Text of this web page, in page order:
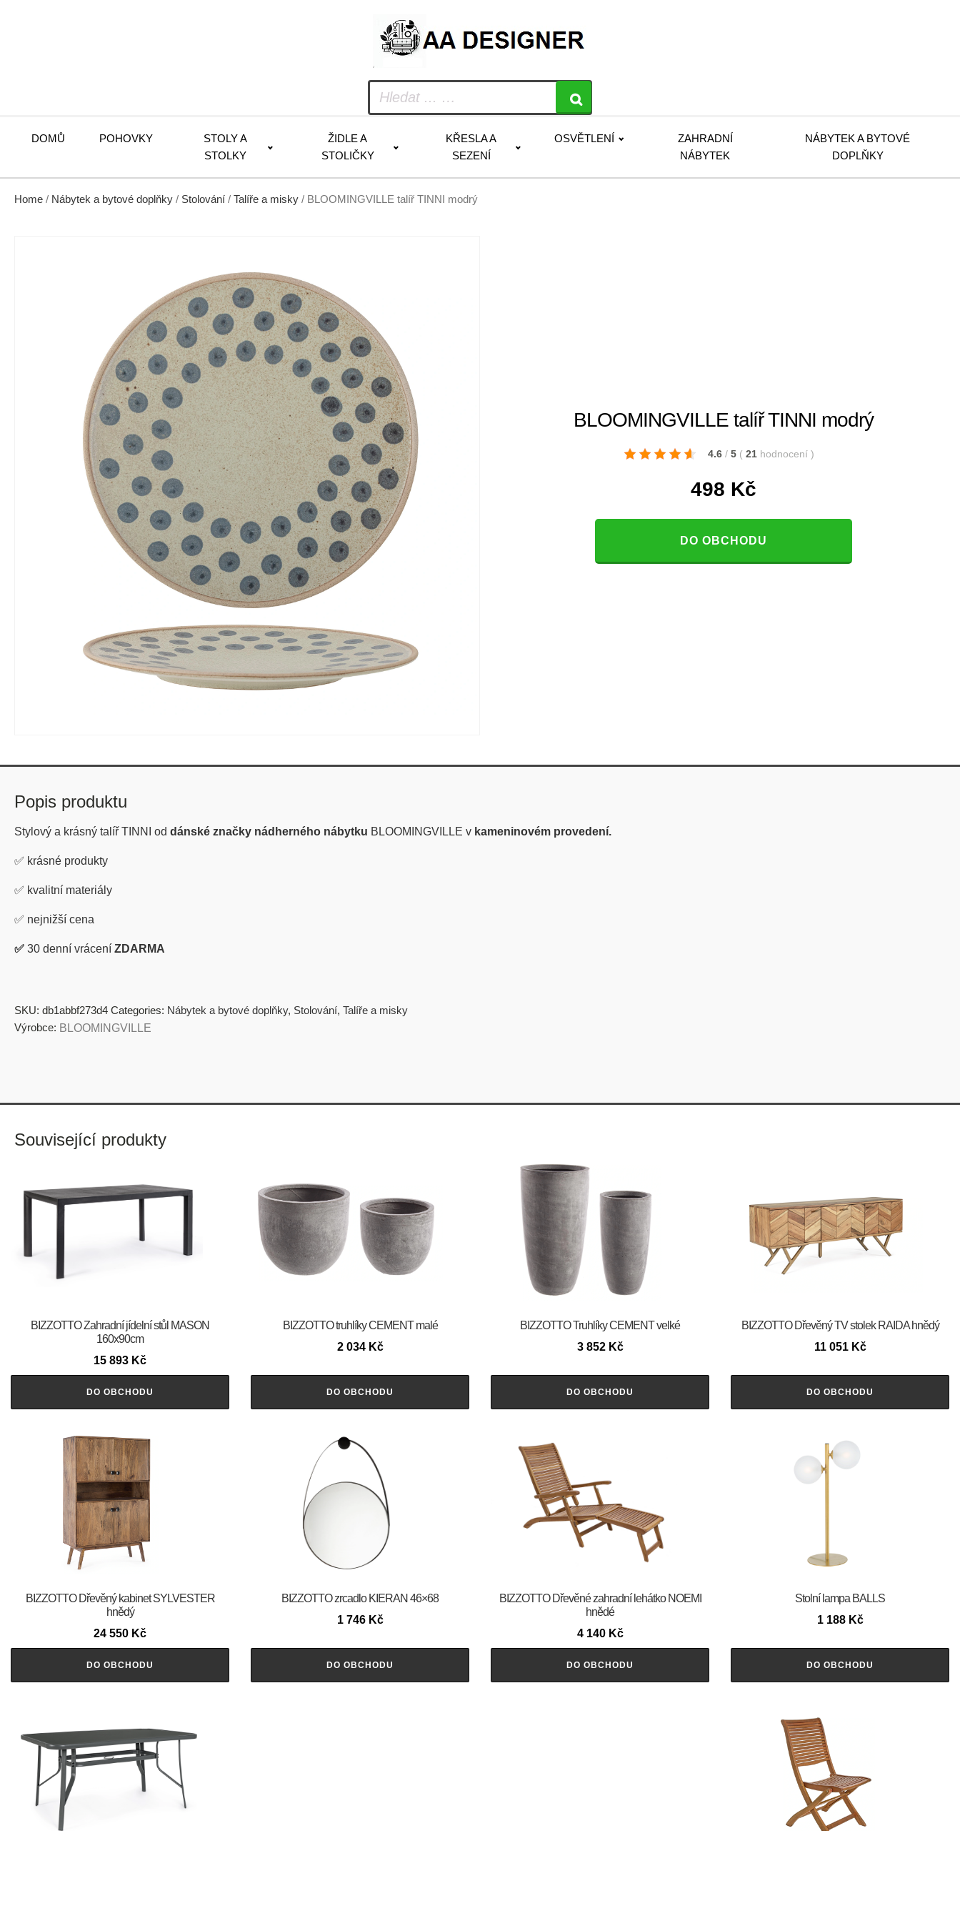
DOMŮ POHOVKY
STOLY A
STOLKY
ŽIDLE A
STOLIČKY
KŘESLA A
SEZENÍ
OSVĚTLENÍ
ZAHRADNÍ
NÁBYTEK
NÁBYTEK A BYTOVÉ
DOPLŇKY
Home / Nábytek a bytové doplňky / Stolování / Talíře a misky / BLOOMINGVILLE talíř TINNI modrý
BLOOMINGVILLE talíř TINNI modrý
4.6 / 5 ( 21 hodnocení )
498 Kč
DO OBCHODU
Popis produktu
Stylový a krásný talíř TINNI od dánské značky nádherného nábytku BLOOMINGVILLE v kameninovém provedení.
✅ krásné produkty
✅ kvalitní materiály
✅ nejnižší cena
✅ 30 denní vrácení ZDARMA
SKU: db1abbf273d4 Categories: Nábytek a bytové doplňky, Stolování, Talíře a misky
Výrobce: BLOOMINGVILLE
Související produkty
BIZZOTTO Zahradní jídelní stůl MASON
160x90cm
15 893 Kč
DO OBCHODU
BIZZOTTO truhlíky CEMENT malé
2 034 Kč
DO OBCHODU
BIZZOTTO Truhlíky CEMENT velké
3 852 Kč
DO OBCHODU
BIZZOTTO Dřevěný TV stolek RAIDA hnědý
11 051 Kč
DO OBCHODU
BIZZOTTO Dřevěný kabinet SYLVESTER
hnědý
24 550 Kč
DO OBCHODU
BIZZOTTO zrcadlo KIERAN 46×68
1 746 Kč
DO OBCHODU
BIZZOTTO Dřevěné zahradní lehátko NOEMI
hnědé
4 140 Kč
DO OBCHODU
Stolní lampa BALLS
1 188 Kč
DO OBCHODU